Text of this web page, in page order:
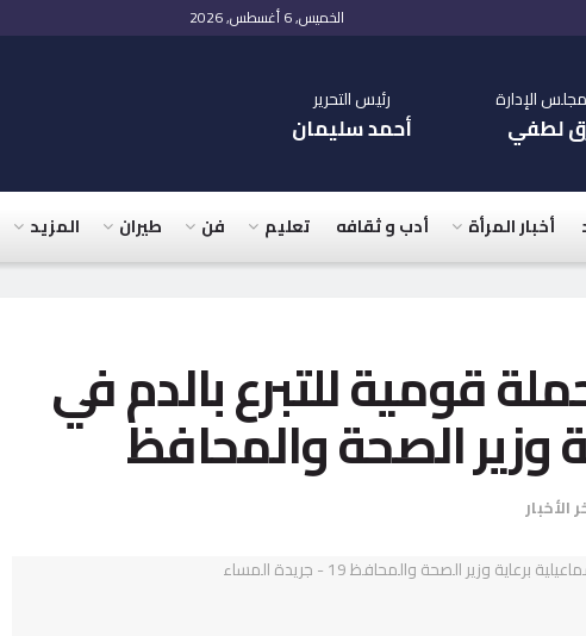
الخميس, 6 أغسطس, 2026
الإدارة
لطفي
رئيس التحرير
أحمد سليمان
أخبار المرأة أدب و ثقافه تعليم فن طيران المزيد
قومية للتبرع بالدم في
وزير الصحة والمحافظ
الأخبار